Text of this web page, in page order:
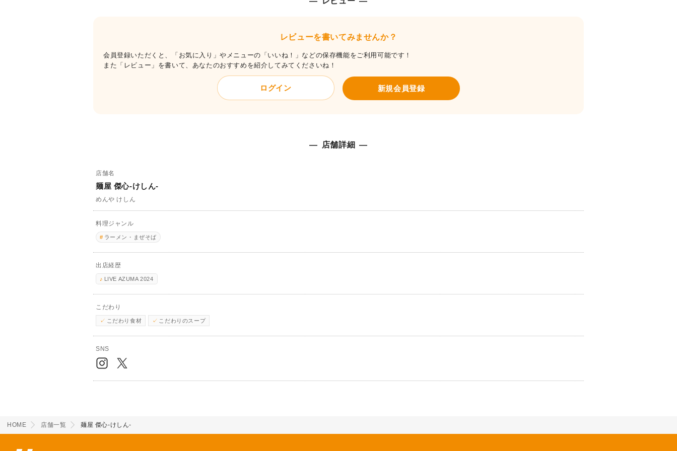
レビューを書いてみませんか？
会員登録いただくと、「お気に入り」やメニューの「いいね！」などの保存機能をご利用可能です！
また「レビュー」を書いて、あなたのおすすめを紹介してみてくださいね！
ログイン 新規会員登録
店舗詳細
店舗名
麺屋 傑心-けしん-
めんや けしん
料理ジャンル
ラーメン・まぜそば
出店経歴
LIVE AZUMA 2024
こだわり
こだわり食材 こだわりのスープ
SNS
HOME 店舗一覧 麺屋 傑心-けしん-